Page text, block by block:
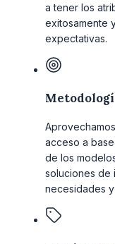
a tener los
exitosamente
expectativas.
acceso a
de los
soluciones de
necesidades